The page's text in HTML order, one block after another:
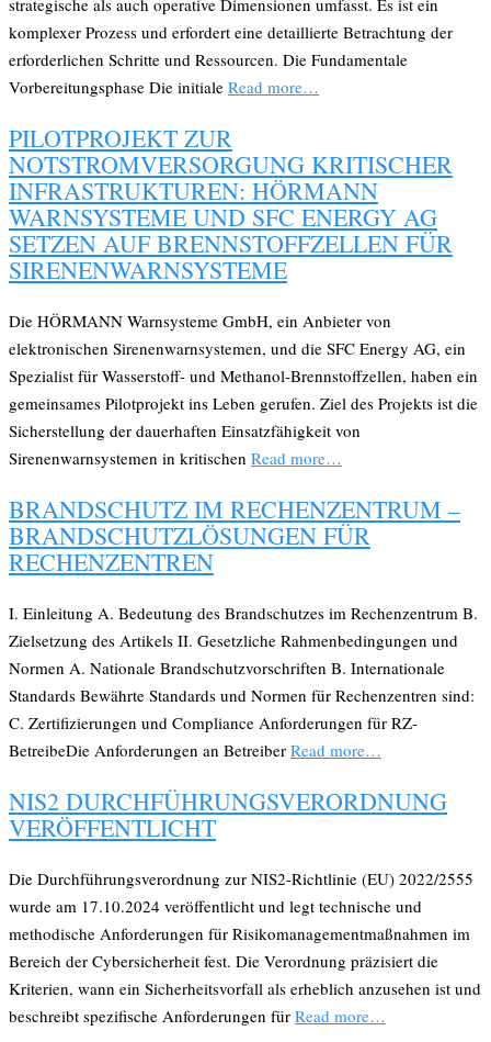
strategische als auch operative Dimensionen umfasst. Es ist ein
komplexer Prozess und erfordert eine detaillierte Betrachtung der
erforderlichen Schritte und Ressourcen. Die Fundamentale
Vorbereitungsphase Die initiale Read more…
PILOTPROJEKT ZUR
NOTSTROMVERSORGUNG KRITISCHER
INFRASTRUKTUREN: HÖRMANN
WARNSYSTEME UND SFC ENERGY AG
SETZEN AUF BRENNSTOFFZELLEN FÜR
SIRENENWARNSYSTEME
Die HÖRMANN Warnsysteme GmbH, ein Anbieter von
elektronischen Sirenenwarnsystemen, und die SFC Energy AG, ein
Spezialist für Wasserstoff- und Methanol-Brennstoffzellen, haben ein
gemeinsames Pilotprojekt ins Leben gerufen. Ziel des Projekts ist die
Sicherstellung der dauerhaften Einsatzfähigkeit von
Sirenenwarnsystemen in kritischen Read more…
BRANDSCHUTZ IM RECHENZENTRUM –
BRANDSCHUTZLÖSUNGEN FÜR
RECHENZENTREN
I. Einleitung A. Bedeutung des Brandschutzes im Rechenzentrum B.
Zielsetzung des Artikels II. Gesetzliche Rahmenbedingungen und
Normen A. Nationale Brandschutzvorschriften B. Internationale
Standards Bewährte Standards und Normen für Rechenzentren sind:
C. Zertifizierungen und Compliance Anforderungen für RZ-
BetreibeDie Anforderungen an Betreiber Read more…
NIS2 DURCHFÜHRUNGSVERORDNUNG
VERÖFFENTLICHT
Die Durchführungsverordnung zur NIS2-Richtlinie (EU) 2022/2555
wurde am 17.10.2024 veröffentlicht und legt technische und
methodische Anforderungen für Risikomanagementmaßnahmen im
Bereich der Cybersicherheit fest. Die Verordnung präzisiert die
Kriterien, wann ein Sicherheitsvorfall als erheblich anzusehen ist und
beschreibt spezifische Anforderungen für Read more…